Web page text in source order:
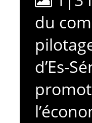
du
d’Es-